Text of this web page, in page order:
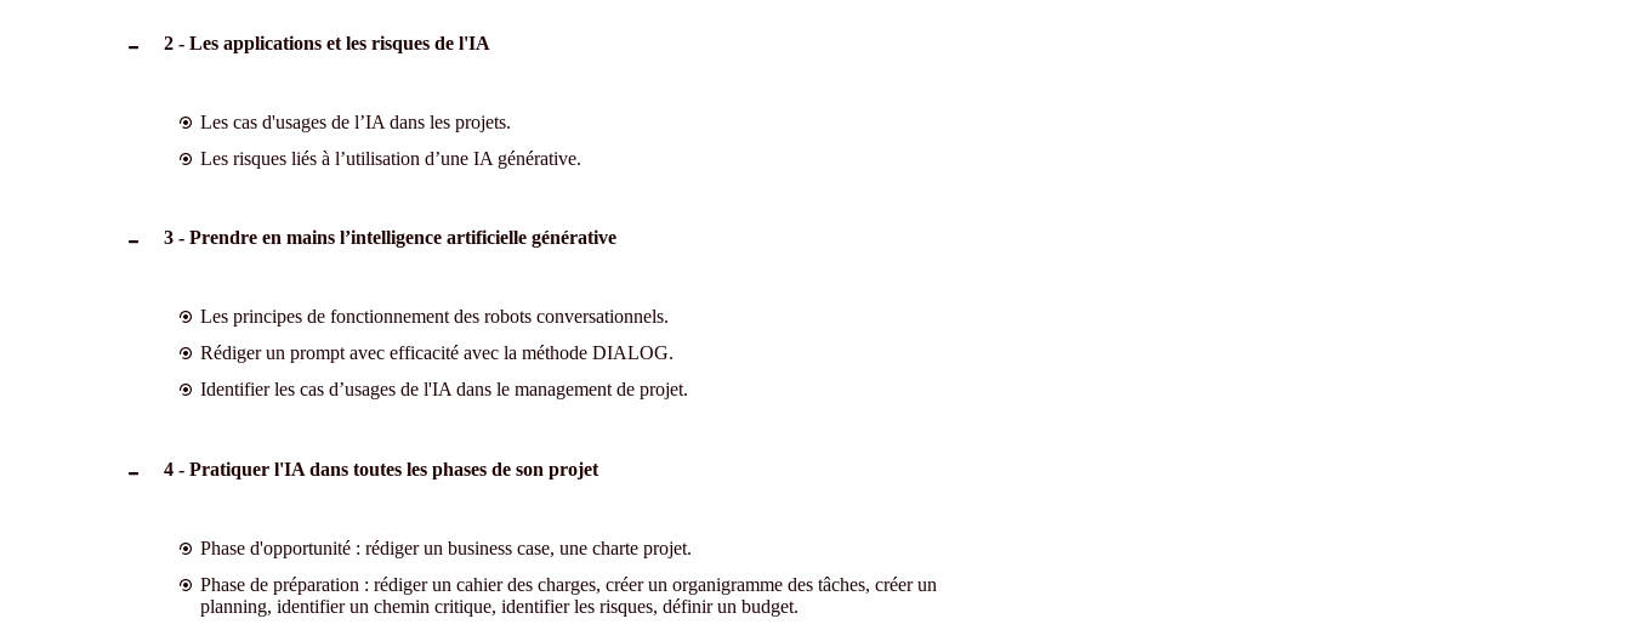
2 - Les applications et les risques de l'IA
Les cas d'usages de l’IA dans les projets.
Les risques liés à l’utilisation d’une IA générative.
3 - Prendre en mains l’intelligence artificielle générative
Les principes de fonctionnement des robots conversationnels.
Rédiger un prompt avec efficacité avec la méthode DIALOG.
Identifier les cas d’usages de l'IA dans le management de projet.
4 - Pratiquer l'IA dans toutes les phases de son projet
Phase d'opportunité : rédiger un business case, une charte projet.
Phase de préparation : rédiger un cahier des charges, créer un organigramme des tâches, créer un
planning, identifier un chemin critique, identifier les risques, définir un budget.